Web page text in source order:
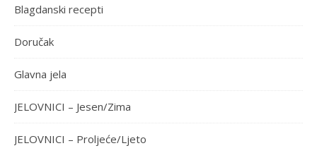
Blagdanski recepti
Doručak
Glavna jela
JELOVNICI – Jesen/Zima
JELOVNICI – Proljeće/Ljeto